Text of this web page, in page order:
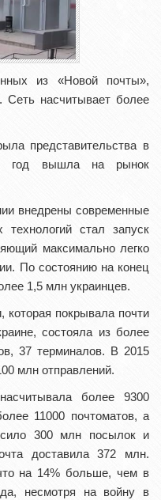
из «Новой почты»,
Сеть насчитывает более
представительства в
год вышла на рынок
внедрены современные
стал запуск
максимально легко
По состоянию на конец
1,5 млн украинцев.
которая покрывала почти
состояла из более
37 терминалов. В 2015
млн отправлений.
более 9300
11000 почтоматов, а
300 млн посылок и
доставила 372 млн.
на 14% больше, чем в
несмотря на войну в